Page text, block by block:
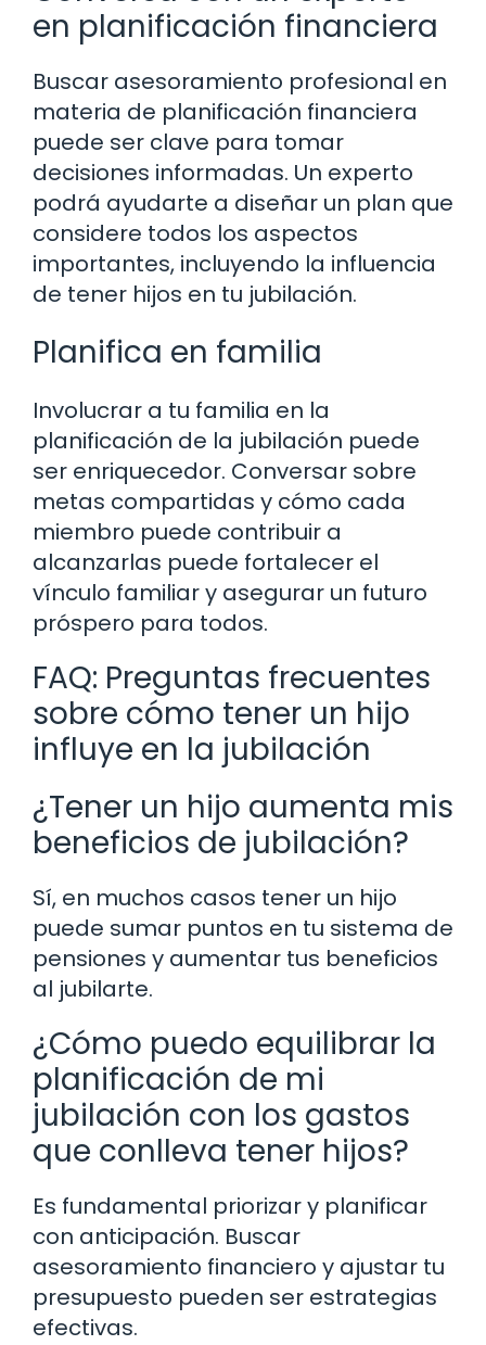
en planificación financiera
Buscar asesoramiento profesional en
materia de planificación financiera
puede ser clave para tomar
decisiones informadas. Un experto
podrá ayudarte a diseñar un plan que
considere todos los aspectos
importantes, incluyendo la influencia
de tener hijos en tu jubilación.
Planifica en familia
Involucrar a tu familia en la
planificación de la jubilación puede
ser enriquecedor. Conversar sobre
metas compartidas y cómo cada
miembro puede contribuir a
alcanzarlas puede fortalecer el
vínculo familiar y asegurar un futuro
próspero para todos.
FAQ: Preguntas frecuentes
sobre cómo tener un hijo
influye en la jubilación
¿Tener un hijo aumenta mis
beneficios de jubilación?
Sí, en muchos casos tener un hijo
puede sumar puntos en tu sistema de
pensiones y aumentar tus beneficios
al jubilarte.
¿Cómo puedo equilibrar la
planificación de mi
jubilación con los gastos
que conlleva tener hijos?
Es fundamental priorizar y planificar
con anticipación. Buscar
asesoramiento financiero y ajustar tu
presupuesto pueden ser estrategias
efectivas.